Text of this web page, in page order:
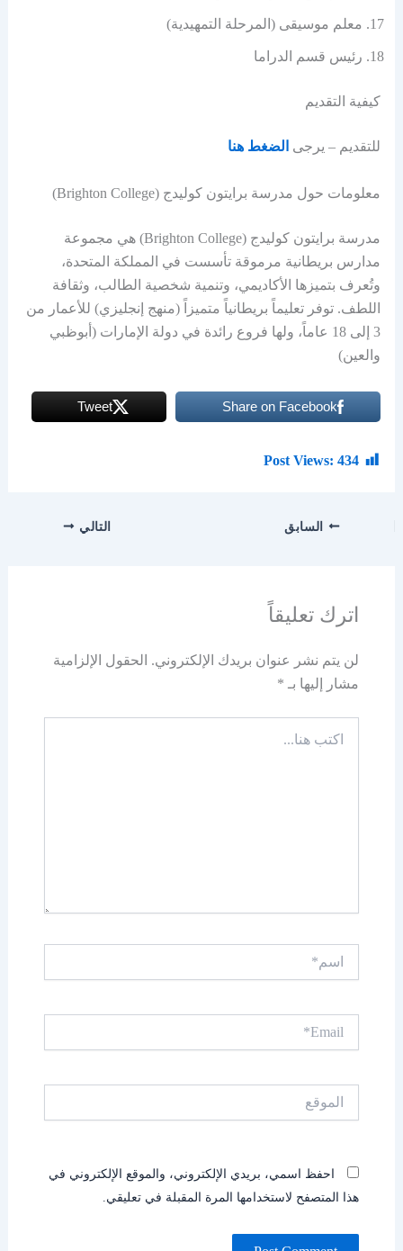
معلم موسيقى (المرحلة التمهيدية)
رئيس قسم الدراما
كيفية التقديم
للتقديم – يرجى الضغط هنا
معلومات حول مدرسة برايتون كوليدج (Brighton College)
مدرسة برايتون كوليدج (Brighton College) هي مجموعة
مدارس بريطانية مرموقة تأسست في المملكة المتحدة،
وتُعرف بتميزها الأكاديمي، وتنمية شخصية الطالب، وثقافة
اللطف. توفر تعليماً بريطانياً متميزاً (منهج إنجليزي) للأعمار من
3 إلى 18 عاماً، ولها فروع رائدة في دولة الإمارات (أبوظبي
والعين)
Share on Facebook
Tweet
Post Views: 434
السابق التالي
اترك تعليقاً
لن يتم نشر عنوان بريدك الإلكتروني. الحقول الإلزامية
مشار إليها بـ *
هنا...
احفظ اسمي، بريدي الإلكتروني، والموقع الإلكتروني في
هذا المتصفح لاستخدامها المرة المقبلة في تعليقي.